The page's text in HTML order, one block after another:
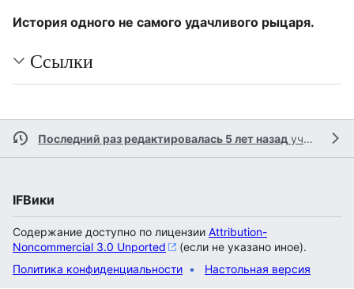
История одного не самого удачливого рыцаря.
Ссылки
Последний раз редактировалась 5 лет назад участником
IFВики
Содержание доступно по лицензии Attribution-
Noncommercial 3.0 Unported
(если не указано иное).
Политика конфиденциальности
Настольная версия